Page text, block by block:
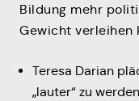
Bildung mehr
Gewicht verleihen
Teresa Darian
„lauter“ zu